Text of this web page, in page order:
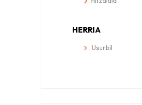
HERRIA
Usurbil